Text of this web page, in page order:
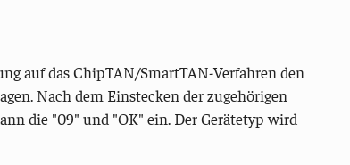
auf das ChipTAN/SmartTAN-Verfahren den
Nach dem Einstecken der zugehörigen
die "09" und "OK" ein. Der Gerätetyp wird